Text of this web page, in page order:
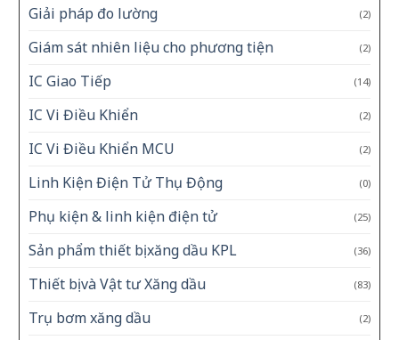
Giải pháp đo lường (2)
Giám sát nhiên liệu cho phương tiện (2)
IC Giao Tiếp (14)
IC Vi Điều Khiển (2)
IC Vi Điều Khiển MCU (2)
Linh Kiện Điện Tử Thụ Động (0)
Phụ kiện & linh kiện điện tử (25)
Sản phẩm thiết bị xăng dầu KPL (36)
Thiết bị và Vật tư Xăng dầu (83)
Trụ bơm xăng dầu (2)